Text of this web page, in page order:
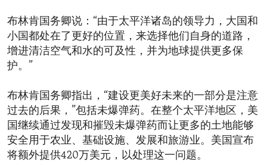
布林肯国务卿说：“由于太平洋诸岛的领导力，大国和
小国都处在了更好的位置，来选择他们自身的道路，
增进清洁空气和水的可及性，并为地球提供更多保
护。”
布林肯国务卿指出，“建设更美好未来的一部分是注意
过去的后果，”包括未爆弹药。在整个太平洋地区，美
国继续通过发现和摧毁未爆弹药而让更多的土地能够
安全用于农业、基础设施、发展和旅游业。美国宣布
将额外提供420万美元，以处理这一问题。